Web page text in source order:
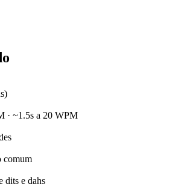
· ~1.5s a 20 WPM
comum
dits e dahs